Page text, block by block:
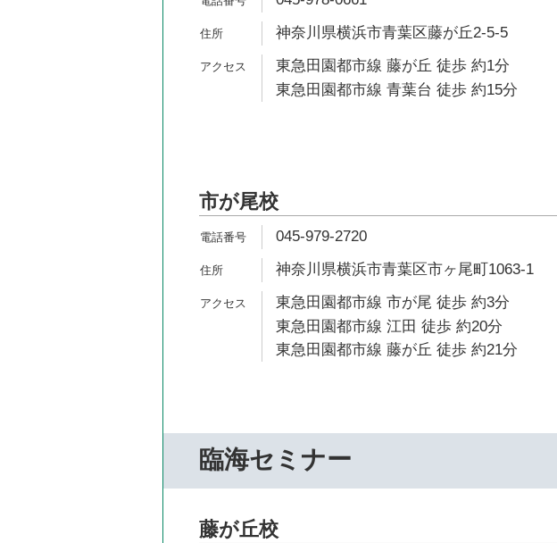
神奈川県横浜市青葉区藤が丘2-5-5
東急田園都市線 藤が丘 徒歩 約1分
東急田園都市線 青葉台 徒歩 約15分
市が尾校
045-979-2720
神奈川県横浜市青葉区市ヶ尾町1063-1
東急田園都市線 市が尾 徒歩 約3分
東急田園都市線 江田 徒歩 約20分
東急田園都市線 藤が丘 徒歩 約21分
臨海セミナー
藤が丘校